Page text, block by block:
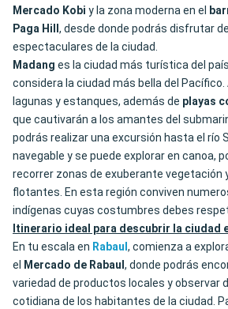
Mercado Kobi y la zona moderna en el
Paga Hill , desde donde podrás disfrutar
espectaculares de la ciudad.
Madang es la ciudad más turística del
considera la ciudad más bella del Pacífico.
lagunas y estanques, además de playas
que cautivarán a los amantes del
podrás realizar una excursión hasta el río
navegable y se puede explorar en canoa,
recorrer zonas de exuberante vegetación
flotantes. En esta región conviven
indígenas cuyas costumbres debes
Itinerario ideal para descubrir la ciudad
En tu escala en Rabaul , comienza a
el
Mercado de Rabaul , donde podrás
variedad de productos locales y observar
cotidiana de los habitantes de la ciudad.